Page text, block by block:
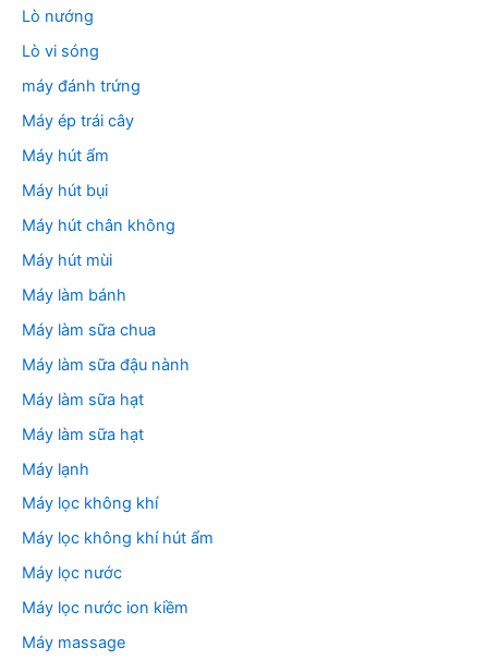
Lò nướng
Lò vi sóng
máy đánh trứng
Máy ép trái cây
Máy hút ẩm
Máy hút bụi
Máy hút chân không
Máy hút mùi
Máy làm bánh
Máy làm sữa chua
Máy làm sữa đậu nành
Máy làm sữa hạt
Máy làm sữa hạt
Máy lạnh
Máy lọc không khí
Máy lọc không khí hút ẩm
Máy lọc nước
Máy lọc nước ion kiềm
Máy massage